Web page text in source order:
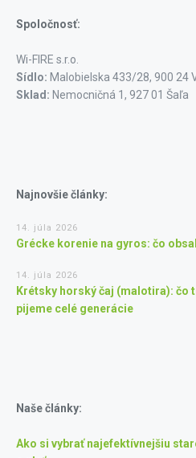
Spoločnosť:
Wi-FIRE s.r.o.
Sídlo: Malobielska 433/28, 900 24
Sklad: Nemocničná 1, 927 01 Šaľa
Najnovšie články:
14. júla 2026
Grécke korenie na gyros: čo
14. júla 2026
Krétsky horský čaj (malotira): čo
pijeme celé generácie
Naše články:
Ako si vybrať najefektívnejšiu